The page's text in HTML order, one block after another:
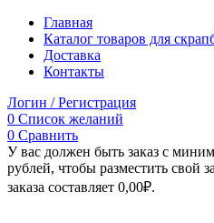
Главная
Каталог товаров для
Доставка
Контакты
Логин / Регистрация
0 Список желаний
0 Сравнить
У вас должен быть заказ с
рублей, чтобы разместить свой
заказа составляет 0,00₽.